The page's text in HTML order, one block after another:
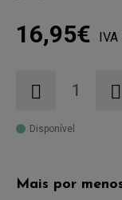
16,95€ IVA
Disponível
Mais por